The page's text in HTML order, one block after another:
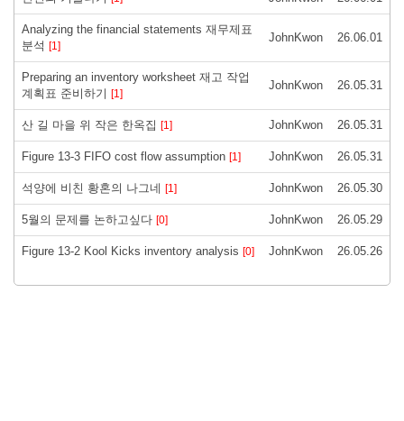
Analyzing the financial statements 재무제표
분석 [1]
JohnKwon 26.06.01
Preparing an inventory worksheet 재고 작업
계획표 준비하기 [1]
JohnKwon 26.05.31
산 길 마을 위 작은 한옥집 [1] JohnKwon 26.05.31
Figure 13-3 FIFO cost flow assumption [1] JohnKwon 26.05.31
석양에 비친 황혼의 나그네 [1] JohnKwon 26.05.30
5월의 문제를 논하고싶다 [0] JohnKwon 26.05.29
Figure 13-2 Kool Kicks inventory analysis [0] JohnKwon 26.05.26